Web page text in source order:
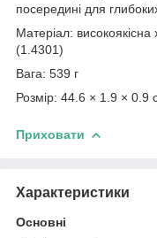
посередині для
Матеріал: високоякісна
(1.4301)
Вага: 539 г
Розмір: 44.6 × 1.9 × 0.9
Приховати
Характеристики
Основні